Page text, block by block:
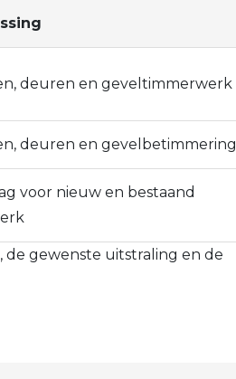
deuren en geveltimmerwerk
deuren en gevelbetimmering
voor nieuw en bestaand
gewenste uitstraling en de